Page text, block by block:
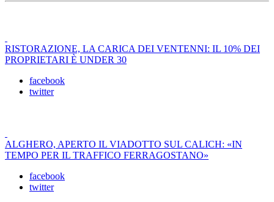
RISTORAZIONE, LA CARICA DEI VENTENNI: IL 10% DEI
PROPRIETARI È UNDER 30
facebook
twitter
ALGHERO, APERTO IL VIADOTTO SUL CALICH: «IN
TEMPO PER IL TRAFFICO FERRAGOSTANO»
facebook
twitter